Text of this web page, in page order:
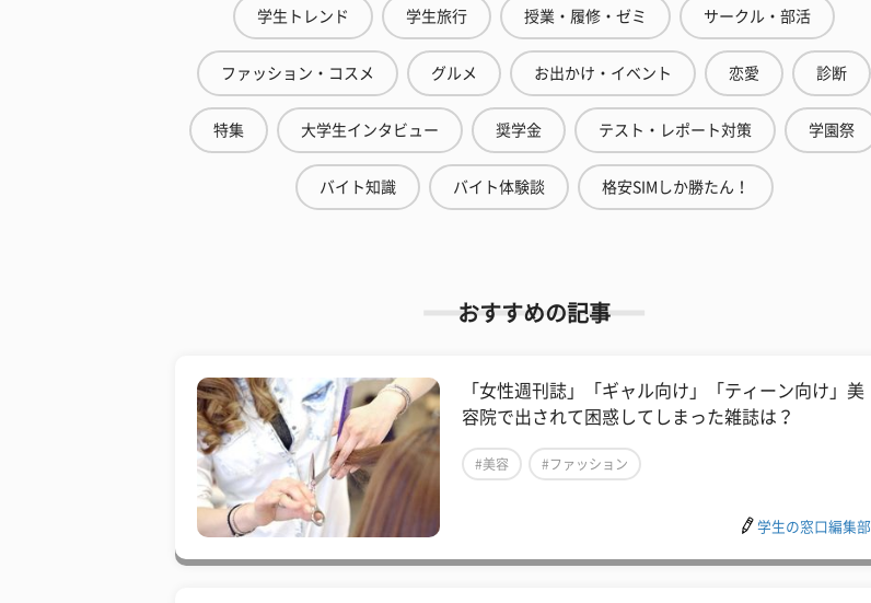
学生トレンド 学生旅行 授業・履修・ゼミ サークル・部活
ファッション・コスメ グルメ お出かけ・イベント 恋愛 診断
特集 大学生インタビュー 奨学金 テスト・レポート対策 学園祭
バイト知識 バイト体験談 格安SIMしか勝たん！
おすすめの記事
​「女性週刊誌」「ギャル向け」「ティーン向け」美
容院で出されて困惑してしまった雑誌は？
#美容 #ファッション
学生の窓口編集部